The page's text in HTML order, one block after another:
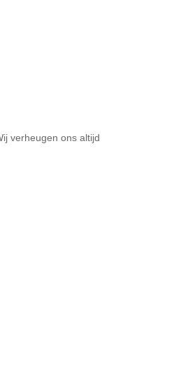
verheugen ons altijd